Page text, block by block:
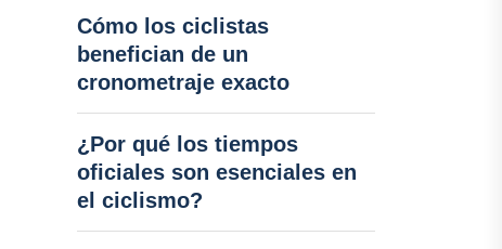
Cómo los ciclistas
benefician de un
cronometraje exacto
¿Por qué los tiempos
oficiales son esenciales en
el ciclismo?